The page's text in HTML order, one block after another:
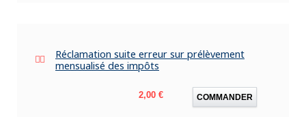
Réclamation suite erreur sur prélèvement
mensualisé des impôts
Prix
2,00 € COMMANDER